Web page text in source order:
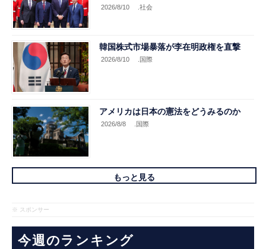
2026/8/10 .社会
韓国株式市場暴落が李在明政権を直撃
2026/8/10 .国際
アメリカは日本の憲法をどうみるのか
2026/8/8 .国際
もっと見る
※ スポンサー
今週のランキング